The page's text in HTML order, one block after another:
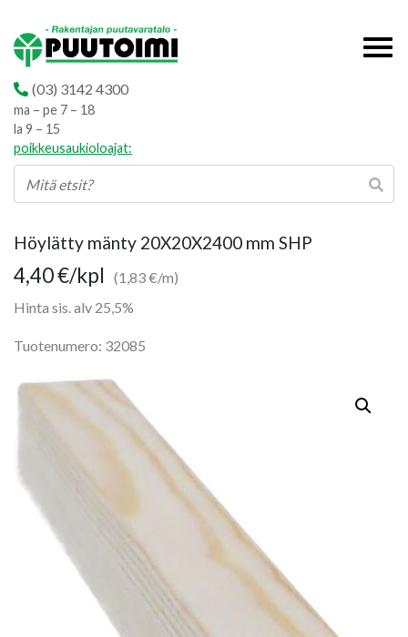
(03) 3142 4300
ma – pe 7 – 18
la 9 – 15
poikkeusaukioloajat:
Höylätty mänty 20X20X2400 mm SHP
4,40€/kpl
(1,83 €/m)
Hinta sis. alv 25,5%
Tuotenumero: 32085